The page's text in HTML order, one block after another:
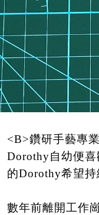
<B>鑽研手藝專
Dorothy自幼便
的Dorothy希望
數年前離開工作